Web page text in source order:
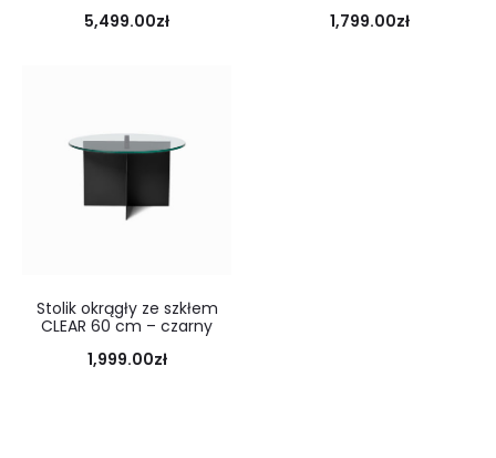
5,499.00zł
1,799.00zł
Stolik okrągły ze szkłem
CLEAR 60 cm – czarny
1,999.00zł